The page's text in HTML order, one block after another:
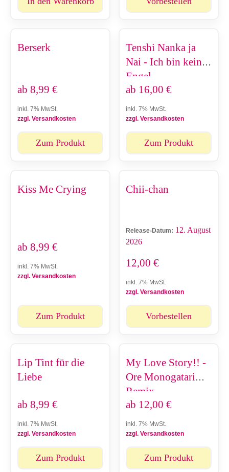
Berserk
ab 8,99 €
inkl. 7% MwSt.
zzgl. Versandkosten
Zum Produkt
Tenshi Nanka ja
Nai - Ich bin kein
Engel
ab 16,00 €
inkl. 7% MwSt.
zzgl. Versandkosten
Zum Produkt
Kiss Me Crying
ab 8,99 €
inkl. 7% MwSt.
zzgl. Versandkosten
Zum Produkt
Chii-chan
Release-Datum: 12. August
2026
12,00 €
inkl. 7% MwSt.
zzgl. Versandkosten
Vorbestellen
Lip Tint für die
Liebe
ab 8,99 €
inkl. 7% MwSt.
zzgl. Versandkosten
Zum Produkt
My Love Story!! -
Ore Monogatari
Remix
ab 12,00 €
inkl. 7% MwSt.
zzgl. Versandkosten
Zum Produkt